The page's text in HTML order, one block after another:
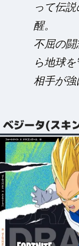
って伝
醒。
不屈の
ら地球を
相手が強
ベジータ(スキ